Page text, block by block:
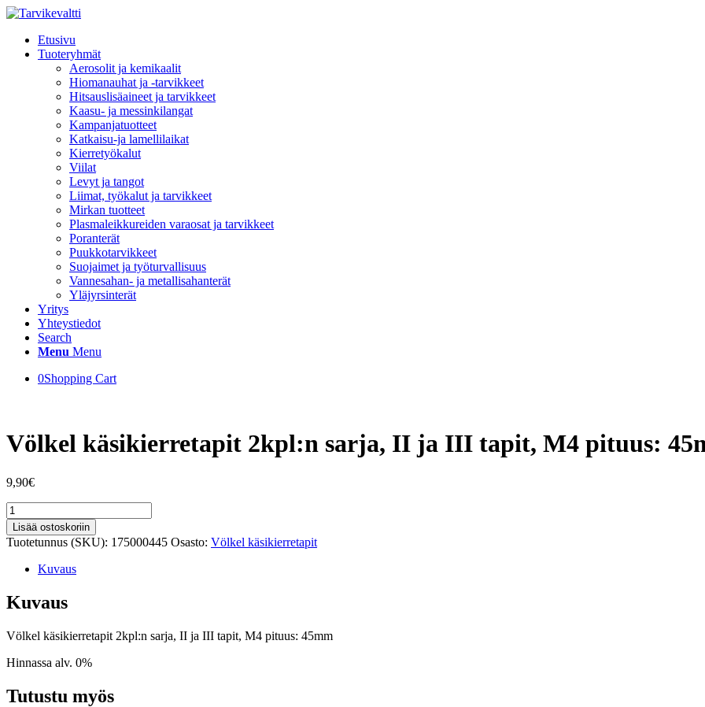
Etusivu
Tuoteryhmät
Aerosolit ja kemikaalit
Hiomanauhat ja -tarvikkeet
Hitsauslisäaineet ja tarvikkeet
Kaasu- ja messinkilangat
Kampanjatuotteet
Katkaisu-ja lamellilaikat
Kierretyökalut
Viilat
Levyt ja tangot
Liimat, työkalut ja tarvikkeet
Mirkan tuotteet
Plasmaleikkureiden varaosat ja tarvikkeet
Poranterät
Puukkotarvikkeet
Suojaimet ja työturvallisuus
Vannesahan- ja metallisahanterät
Yläjyrsinterät
Yritys
Yhteystiedot
Search
Menu Menu
0Shopping Cart
Völkel käsikierretapit 2kpl:n sarja, II ja III tapit, M4 pituus:
9,90€
Völkel
käsikierretapit
2kpl:n
sarja,
III
tapit,
pituus:
määrä
Lisää ostoskoriin
Tuotetunnus (SKU): 175000445 Osasto: Völkel käsikierretapit
Kuvaus
Kuvaus
Völkel käsikierretapit 2kpl:n sarja, II ja III tapit, M4 pituus: 45mm
Hinnassa alv. 0%
Tutustu myös